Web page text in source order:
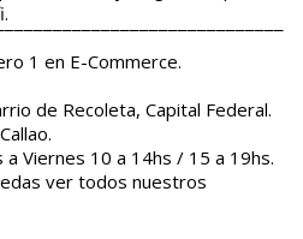
1 en E-Commerce.
de Recoleta, Capital Federal.
Viernes 10 a 14hs / 15 a 19hs.
ver todos nuestros